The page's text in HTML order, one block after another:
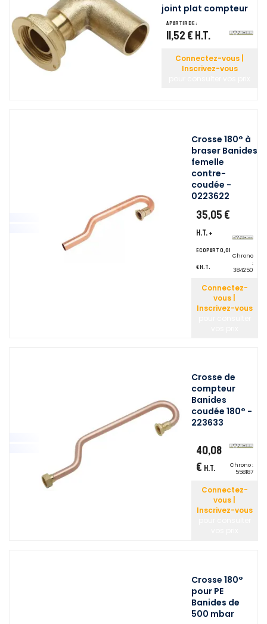
joint plat compteur
A partir de :
11,52 € H.T.
Connectez-vous |
Inscrivez-vous
Crosse 180° à
braser Banides
femelle
contre-
coudée -
0223622
35,05 €
H.T. +
ecopart 0,01
€ H.T.
Chrono
:
384250
Connectez-
vous |
Inscrivez-vous
Crosse de
compteur
Banides
coudée 180° -
223633
40,08
€ H.T.
Chrono :
558187
Connectez-
vous |
Inscrivez-vous
Crosse 180°
pour PE
Banides de
500 mbar